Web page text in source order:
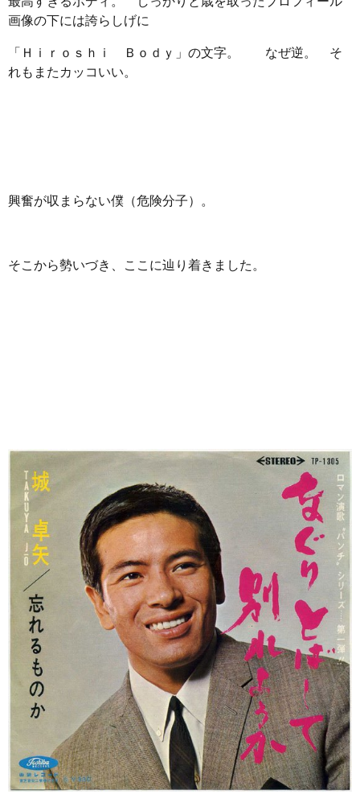
画像の下には誇らしげに
「Ｈｉｒｏｓｈｉ Ｂｏｄｙ」の文字。 なぜ逆。 そ
れもまたカッコいい。
興奮が収まらない僕（危険分子）。
そこから勢いづき、ここに辿り着きました。